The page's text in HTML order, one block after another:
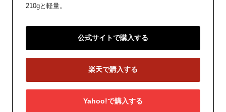
210gと軽量。
公式サイトで購入する
楽天で購入する
Yahoo!で購入する